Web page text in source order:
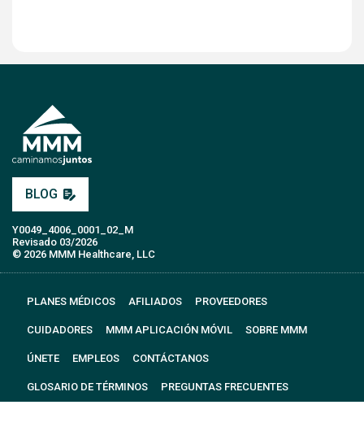
BLOG
Y0049_4006_0001_02_M
Revisado 03/2026
© 2026 MMM Healthcare, LLC
PLANES MÉDICOS AFILIADOS PROVEEDORES
CUIDADORES MMM APLICACIÓN MÓVIL SOBRE MMM
ÚNETE EMPLEOS CONTÁCTANOS
GLOSARIO DE TÉRMINOS PREGUNTAS FRECUENTES